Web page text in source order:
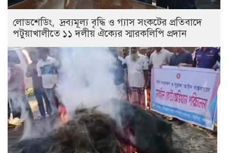
লোডশেডিং, দ্রব্যমূল্য বৃদ্ধি ও গ্যাস সংকটের প্রতিবাদে
পটুয়াখালীতে ১১ দলীয় ঐক্যের স্মারকলিপি প্রদান